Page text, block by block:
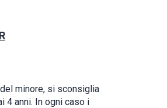
minore, si sconsiglia
4 anni. In ogni caso i